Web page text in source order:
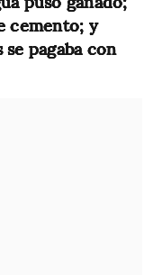
cemento; y
pagaba con